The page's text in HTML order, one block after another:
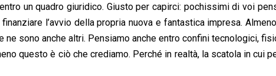
un quadro giuridico. Giusto per capirci: pochissimi di voi
l’avvio della propria nuova e fantastica impresa.
ne sono anche altri. Pensiamo anche entro confini tecnologici,
questo è ciò che crediamo. Perché in realtà, la scatola in cui